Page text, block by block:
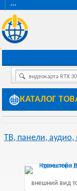
···
видеокарта RTX
КАТАЛОГ
ТВ, панели, аудио,
внешний вид